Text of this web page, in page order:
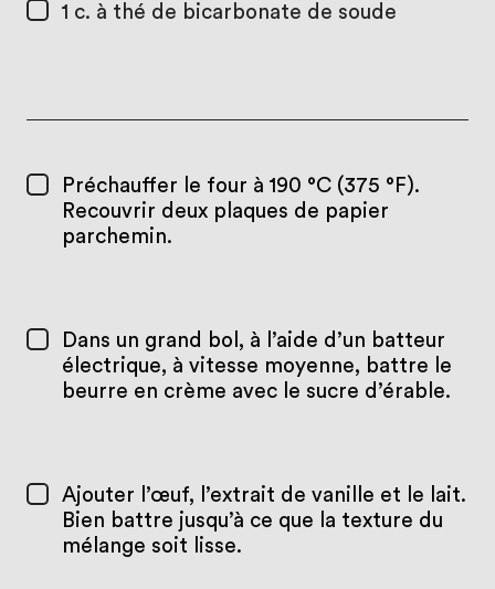
1 c. à thé de bicarbonate de soude
Préchauffer le four à 190 °C (375 °F).
Recouvrir deux plaques de papier
parchemin.
Dans un grand bol, à l’aide d’un batteur
électrique, à vitesse moyenne, battre le
beurre en crème avec le sucre d’érable.
Ajouter l’œuf, l’extrait de vanille et le lait.
Bien battre jusqu’à ce que la texture du
mélange soit lisse.